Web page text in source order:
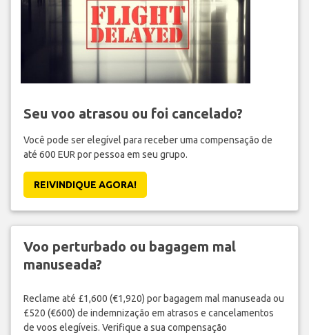
Seu voo atrasou ou foi cancelado?
Você pode ser elegível para receber uma compensação de
até 600 EUR por pessoa em seu grupo.
REIVINDIQUE AGORA!
Voo perturbado ou bagagem mal
manuseada?
Reclame até £1,600 (€1,920) por bagagem mal manuseada ou
£520 (€600) de indemnização em atrasos e cancelamentos
de voos elegíveis. Verifique a sua compensação